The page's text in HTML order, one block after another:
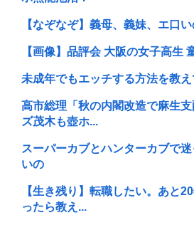
【なぞなぞ】義母、義妹、エ口い
【画像】品評会 大阪の女子高生
未成年でもエッチする方法を教
高市総理「秋の内閣改造で麻生
ズ茂木も壺ホ...
スーパーカブとハンターカブで
いの
【生き残り】転職したい。あと
ったら教え...